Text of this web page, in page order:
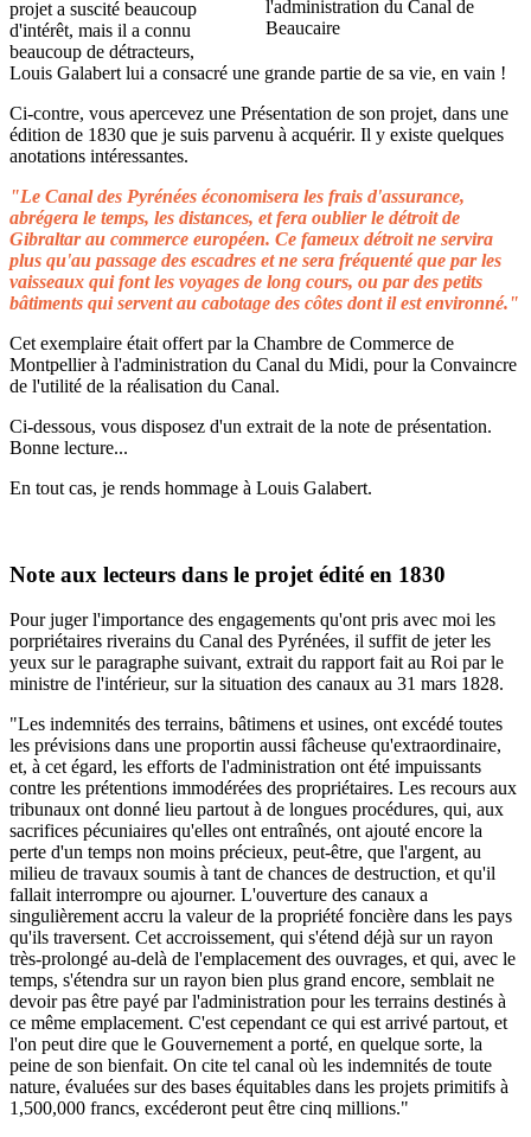
projet a suscité beaucoup
d'intérêt, mais il a connu
beaucoup de détracteurs,
Louis Galabert lui a consacré une grande partie de sa vie, en vain !
Ci-contre, vous apercevez une Présentation de son projet, dans une
édition de 1830 que je suis parvenu à acquérir. Il y existe quelques
anotations intéressantes.
"Le Canal des Pyrénées économisera les frais d'assurance,
abrégera le temps, les distances, et fera oublier le détroit de
Gibraltar au commerce européen. Ce fameux détroit ne servira
plus qu'au passage des escadres et ne sera fréquenté que par les
vaisseaux qui font les voyages de long cours, ou par des petits
bâtiments qui servent au cabotage des côtes dont il est environné."
Cet exemplaire était offert par la Chambre de Commerce de
Montpellier à l'administration du Canal du Midi, pour la Convaincre
de l'utilité de la réalisation du Canal.
Ci-dessous, vous disposez d'un extrait de la note de présentation.
Bonne lecture...
En tout cas, je rends hommage à Louis Galabert.
Note aux lecteurs dans le projet édité en 1830
Pour juger l'importance des engagements qu'ont pris avec moi les
porpriétaires riverains du Canal des Pyrénées, il suffit de jeter les
yeux sur le paragraphe suivant, extrait du rapport fait au Roi par le
ministre de l'intérieur, sur la situation des canaux au 31 mars 1828.
"Les indemnités des terrains, bâtimens et usines, ont excédé toutes
les prévisions dans une proportin aussi fâcheuse qu'extraordinaire,
et, à cet égard, les efforts de l'administration ont été impuissants
contre les prétentions immodérées des propriétaires. Les recours aux
tribunaux ont donné lieu partout à de longues procédures, qui, aux
sacrifices pécuniaires qu'elles ont entraînés, ont ajouté encore la
perte d'un temps non moins précieux, peut-être, que l'argent, au
milieu de travaux soumis à tant de chances de destruction, et qu'il
fallait interrompre ou ajourner. L'ouverture des canaux a
singulièrement accru la valeur de la propriété foncière dans les pays
qu'ils traversent. Cet accroissement, qui s'étend déjà sur un rayon
très-prolongé au-delà de l'emplacement des ouvrages, et qui, avec le
temps, s'étendra sur un rayon bien plus grand encore, semblait ne
devoir pas être payé par l'administration pour les terrains destinés à
ce même emplacement. C'est cependant ce qui est arrivé partout, et
l'on peut dire que le Gouvernement a porté, en quelque sorte, la
peine de son bienfait. On cite tel canal où les indemnités de toute
nature, évaluées sur des bases équitables dans les projets primitifs à
1,500,000 francs, excéderont peut être cinq millions."